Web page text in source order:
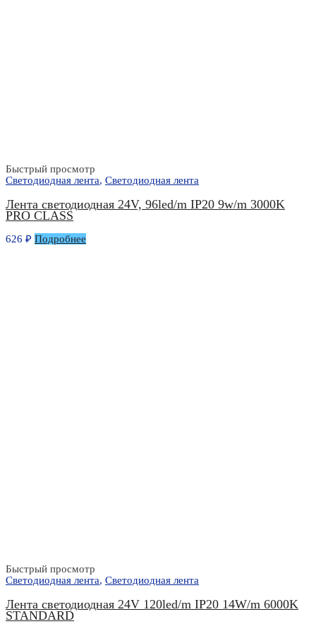
Быстрый просмотр
Светодиодная лента, Светодиодная лента
Лента светодиодная 24V, 96led/m IP20 9w/m 3000K
PRO CLASS
626 ₽ Подробнее
Быстрый просмотр
Светодиодная лента, Светодиодная лента
Лента светодиодная 24V 120led/m IP20 14W/m 6000K
STANDARD